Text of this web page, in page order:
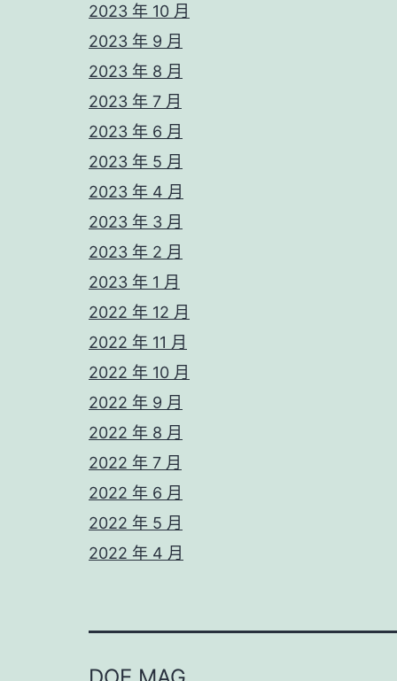
2023 年 10 月
2023 年 9 月
2023 年 8 月
2023 年 7 月
2023 年 6 月
2023 年 5 月
2023 年 4 月
2023 年 3 月
2023 年 2 月
2023 年 1 月
2022 年 12 月
2022 年 11 月
2022 年 10 月
2022 年 9 月
2022 年 8 月
2022 年 7 月
2022 年 6 月
2022 年 5 月
2022 年 4 月